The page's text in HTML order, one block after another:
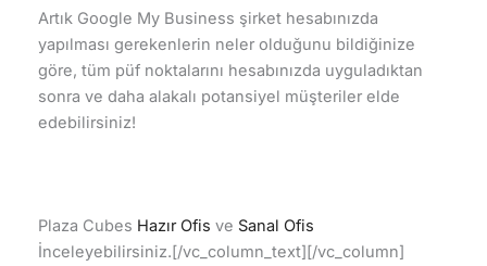
Artık Google My Business şirket hesabınızda
yapılması gerekenlerin neler olduğunu bildiğinize
göre, tüm püf noktalarını hesabınızda uyguladıktan
sonra ve daha alakalı potansiyel müşteriler elde
edebilirsiniz!
Plaza Cubes Hazır Ofis ve Sanal Ofis
İnceleyebilirsiniz.[/vc_column_text][/vc_column]